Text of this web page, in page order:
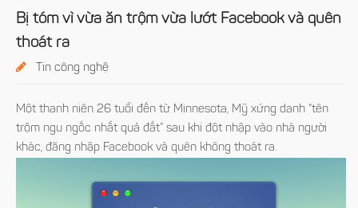
Bị tóm vì vừa ăn trộm vừa lướt Facebook và quên
thoát ra
Tin công nghệ
Một thanh niên 26 tuổi đến từ Minnesota, Mỹ xứng danh “tên
trộm ngu ngốc nhất quả đất” sau khi đột nhập vào nhà người
khác, đăng nhập Facebook và quên không thoát ra.